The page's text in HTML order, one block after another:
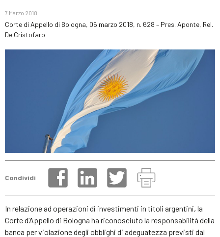
7 Marzo 2018
Corte di Appello di Bologna, 06 marzo 2018, n. 628 – Pres. Aponte, Rel.
De Cristofaro
Condividi
In relazione ad operazioni di investimenti in titoli argentini, la
Corte d’Appello di Bologna ha riconosciuto la responsabilità della
banca per violazione degli obblighi di adeguatezza previsti dal